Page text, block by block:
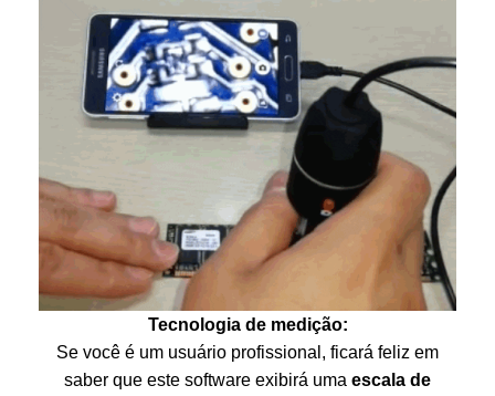
Tecnologia de medição:
Se você é um usuário profissional, ficará feliz em
saber que este software exibirá uma escala de